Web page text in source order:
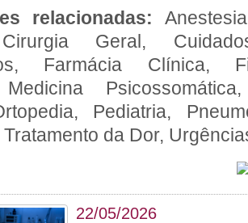
relacionadas:
Geral,
Farmácia Clínica,
Medicina
Pediatria,
da Dor,
22/05/2026